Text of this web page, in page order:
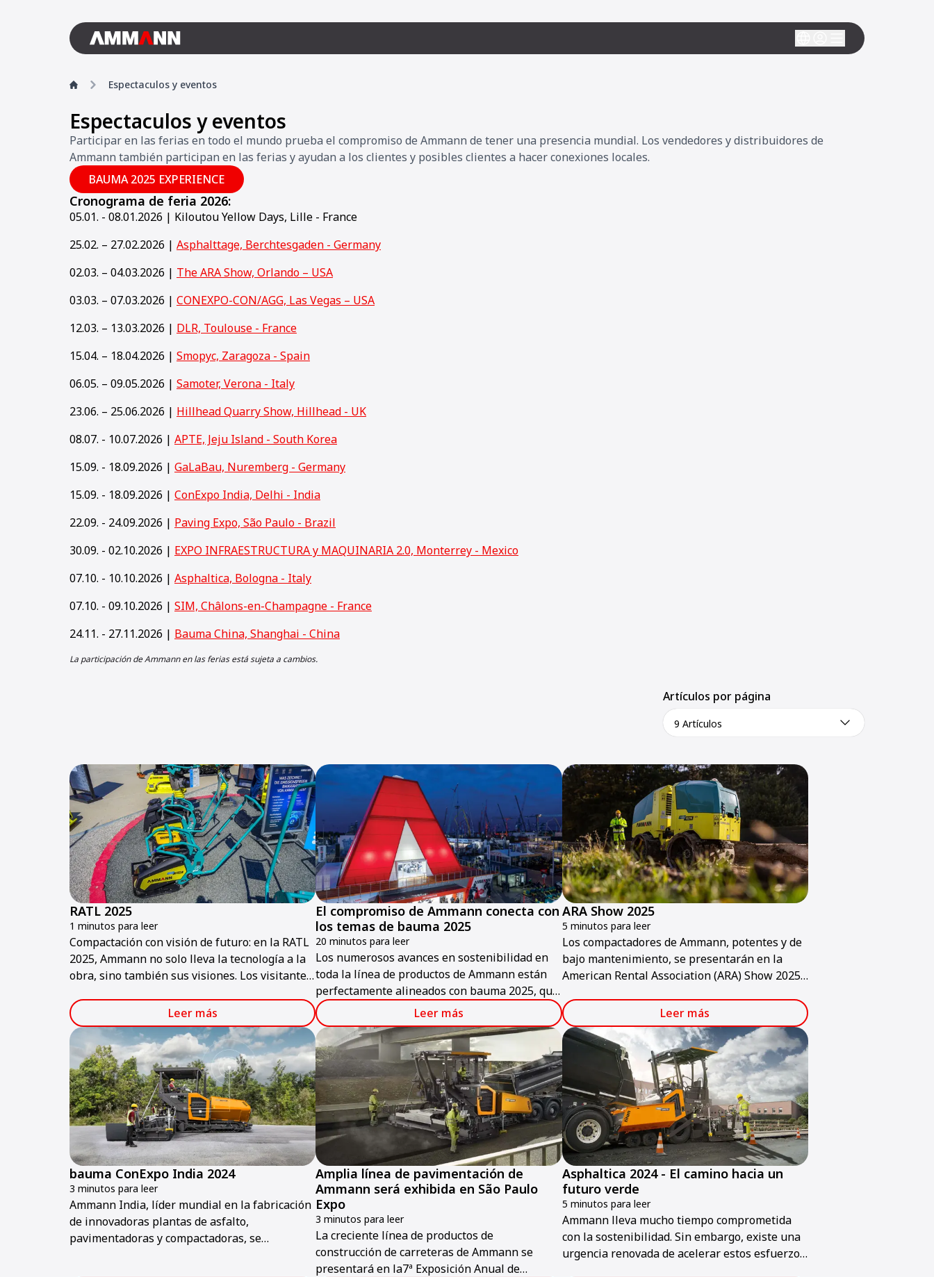
Espectaculos y eventos
Espectaculos y eventos
Participar en las ferias en todo el mundo prueba el compromiso de Ammann de tener una presencia mundial. Los vendedores y distribuidores de
Ammann también participan en las ferias y ayudan a los clientes y posibles clientes a hacer conexiones locales.
BAUMA 2025 EXPERIENCE
Cronograma de feria 2026:
05.01. - 08.01.2026 | Kiloutou Yellow Days, Lille - France
25.02. – 27.02.2026 | Asphalttage, Berchtesgaden - Germany
02.03. – 04.03.2026 | The ARA Show, Orlando – USA
03.03. – 07.03.2026 | CONEXPO-CON/AGG, Las Vegas – USA
12.03. – 13.03.2026 | DLR, Toulouse - France
15.04. – 18.04.2026 | Smopyc, Zaragoza - Spain
06.05. – 09.05.2026 | Samoter, Verona - Italy
23.06. – 25.06.2026 | Hillhead Quarry Show, Hillhead - UK
08.07. - 10.07.2026 | APTE, Jeju Island - South Korea
15.09. - 18.09.2026 | GaLaBau, Nuremberg - Germany
15.09. - 18.09.2026 | ConExpo India, Delhi - India
22.09. - 24.09.2026 | Paving Expo, São Paulo - Brazil
30.09. - 02.10.2026 | EXPO INFRAESTRUCTURA y MAQUINARIA 2.0, Monterrey - Mexico
07.10. - 10.10.2026 | Asphaltica, Bologna - Italy
07.10. - 09.10.2026 | SIM, Châlons-en-Champagne - France
24.11. - 27.11.2026 | Bauma China, Shanghai - China
La participación de Ammann en las ferias está sujeta a cambios.
Artículos por página
9 Artículos
RATL 2025
1 minutos para leer
Compactación con visión de futuro: en la RATL
2025, Ammann no solo lleva la tecnología a la
obra, sino también sus visiones. Los visitantes
combina potencia, sostenibilidad y tecnologías
inteligentes, preparadas para la obra del
mañana.
Leer más
El compromiso de Ammann conecta con
los temas de bauma 2025
20 minutos para leer
Los numerosos avances en sostenibilidad en
toda la línea de productos de Ammann están
perfectamente alineados con bauma 2025, que
se celebrará en Múnich del 7 al 13 de abril.
Leer más
ARA Show 2025
5 minutos para leer
Los compactadores de Ammann, potentes y de
bajo mantenimiento, se presentarán en la
American Rental Association (ARA) Show 2025,
de Las Vegas del jueves 30 de enero al sábado
1 de febrero.
Leer más
bauma ConExpo India 2024
3 minutos para leer
Ammann India, líder mundial en la fabricación
de innovadoras plantas de asfalto,
pavimentadoras y compactadoras, se
Amplia línea de pavimentación de
Ammann será exhibida en São Paulo
Expo
3 minutos para leer
La creciente línea de productos de
construcción de carreteras de Ammann se
presentará en la7ª Exposición Anual de
Asphaltica 2024 - El camino hacia un
futuro verde
5 minutos para leer
Ammann lleva mucho tiempo comprometida
con la sostenibilidad. Sin embargo, existe una
urgencia renovada de acelerar estos esfuerzos